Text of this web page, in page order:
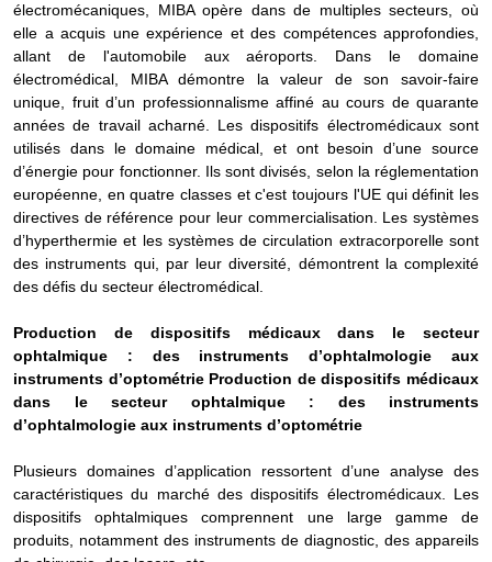
électromécaniques, MIBA opère dans de multiples secteurs, où
elle a acquis une expérience et des compétences approfondies,
allant de l'automobile aux aéroports. Dans le domaine
électromédical, MIBA démontre la valeur de son savoir-faire
unique, fruit d’un professionnalisme affiné au cours de quarante
années de travail acharné. Les dispositifs électromédicaux sont
utilisés dans le domaine médical, et ont besoin d’une source
d’énergie pour fonctionner. Ils sont divisés, selon la réglementation
européenne, en quatre classes et c'est toujours l'UE qui définit les
directives de référence pour leur commercialisation. Les systèmes
d’hyperthermie et les systèmes de circulation extracorporelle sont
des instruments qui, par leur diversité, démontrent la complexité
des défis du secteur électromédical.
Production de dispositifs médicaux dans le secteur
ophtalmique : des instruments d’ophtalmologie aux
instruments d’optométrie Production de dispositifs médicaux
dans le secteur ophtalmique : des instruments
d’ophtalmologie aux instruments d’optométrie
Plusieurs domaines d’application ressortent d’une analyse des
caractéristiques du marché des dispositifs électromédicaux. Les
dispositifs ophtalmiques comprennent une large gamme de
produits, notamment des instruments de diagnostic, des appareils